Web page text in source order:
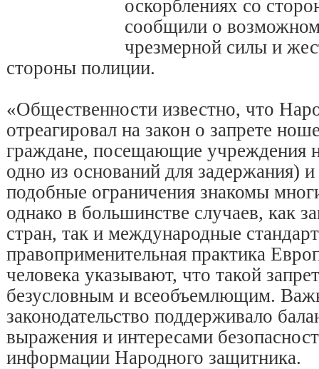
оскорблениях со
сообщили о
чрезмерной силы и
стороны полиции.
«Общественности известно, что
отреагировал на закон о запрете
граждане, посещающие учреждения
одно из оснований для задержания)
подобные ограничения знакомы
однако в большинстве случаев, как
стран, так и международные
правоприменительная практика
человека указывают, что такой
безусловным и всеобъемлющим.
законодательство поддерживало
выражения и интересами
информации Народного защитника.